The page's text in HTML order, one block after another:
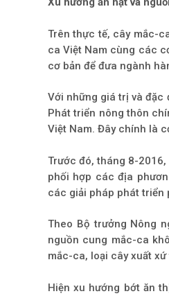
Trên thực tế, cây mắc-
ca Việt Nam cùng các
cơ bản để đưa ngành
Với những giá trị và đặc
Phát triển nông thôn
Việt Nam. Đây chính là
Trước đó, tháng 8-
phối hợp các địa
các giải pháp phát triển
Theo Bộ trưởng Nông
nguồn cung mắc-ca
mắc-ca, loại cây xuất
Hiện xu hướng bớt ăn